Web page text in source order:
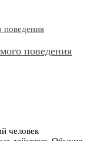
поведения
человек